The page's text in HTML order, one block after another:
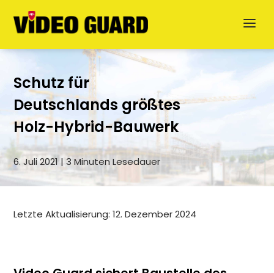
Jetzt anfragen
English
Schutz für
Deutschlands größtes
Holz-Hybrid-Bauwerk
6. Juli 2021 | 3 Minuten Lesedauer
Letzte Aktualisierung: 12. Dezember 2024